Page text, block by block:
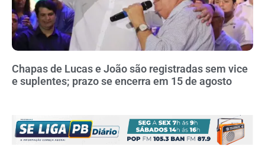
Chapas de Lucas e João são registradas sem vice
e suplentes; prazo se encerra em 15 de agosto